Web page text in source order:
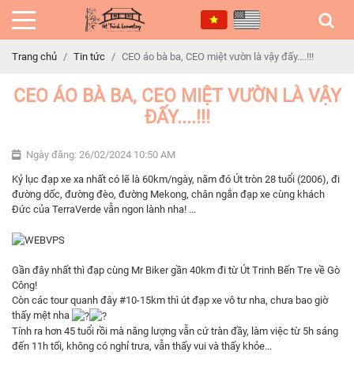
Trang chủ Tin tức CEO áo bà ba, CEO miệt vườn là vậy đấy....!!!
CEO ÁO BÀ BA, CEO MIỆT VƯỜN LÀ VẬY
ĐẤY....!!!
Ngày đăng: 26/02/2024 10:50 AM
Kỷ lục đạp xe xa nhất có lẽ là 60km/ngày, năm đó Út tròn 28 tuổi (2006), đi
đường dốc, đường đèo, đường Mekong, chân ngắn đạp xe cùng khách
Đức của TerraVerde vẫn ngon lành nha! ...
Gần đây nhất thì đạp cùng Mr Biker gần 40km đi từ Út Trinh Bến Tre về Gò
Công!
Còn các tour quanh đây #10-15km thì út đạp xe vô tư nha, chưa bao giờ
thấy mệt nha
Tính ra hơn 45 tuổi rồi mà năng lượng vẫn cứ tràn đầy, làm việc từ 5h sáng
đến 11h tối, không có nghỉ trưa, vẫn thấy vui và thấy khỏe...